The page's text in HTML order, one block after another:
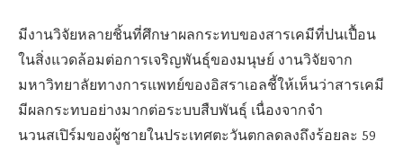
มีงานวิจัยหลายชิ้นที่ศึกษาผลกระทบของสารเคมีที่ปนเปื้อน
ในสิ่งแวดล้อมต่อการเจริญพันธุ์ของมนุษย์ งานวิจัยจาก
มหาวิทยาลัยทางการแพทย์ของอิสราเอลชี้ให้เห็นว่าสารเคมี
มีผลกระทบอย่างมากต่อระบบสืบพันธุ์ เนื่องจากจำ
นวนสเปิร์มของผู้ชายในประเทศตะวันตกลดลงถึงร้อยละ 59